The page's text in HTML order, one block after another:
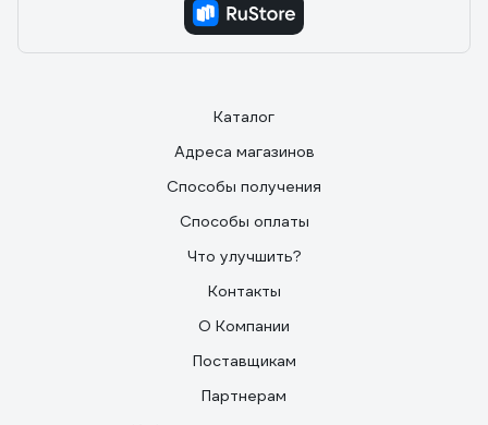
Каталог
Адреса магазинов
Способы получения
Способы оплаты
Что улучшить?
Контакты
О Компании
Поставщикам
Партнерам